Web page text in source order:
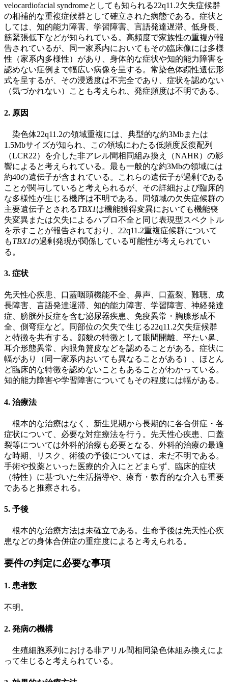
velocardiofacial syndromeとしても知られる22q11.2欠失症候群
の相補的な重複症候群として確立された病態である。症状と
しては、知的能力障害、学習障害、言語発達遅滞、低身長、
筋緊張低下などが知られている。高頻度で家族性の重複が報
告されているが、同一家系内においてもその臨床像には多様
性（家系内多様性）があり、身体的な症状や知的能力障害を
認めない症例まで幅広い病像を呈する。常染色体顕性遺伝形
式を呈するが、その浸透度は不完全であり、症状を認めない
（気づかれない）ことも考えられ、発症頻度は不明である。
2. 原因
染色体22q11.2の領域重複には、典型的な約3Mbまたは
1.5Mbサイズが知られ、この領域にわたる低頻度反復配列
（LCR22）を介した非アレル間相同組み換え（NAHR）の影
響によると考えられている。最も一般的な約3Mbの領域には
約40の遺伝子が含まれている。これらの遺伝子が過剰である
ことが関与していると考えられるが、その詳細および臨床的
な多様性が生じる機序は不明である。同領域の欠失症候群の
主要遺伝子とされるTBX1は機能獲得変異においても機能喪
失変異または欠失によるハプロ不全と同じ表現型スペクトル
を示すことが報告されており、22q11.2重複症候群について
もTBX1の過剰発現が関係している可能性が考えられてい
る。
3. 症状
先天性心疾患、口蓋咽頭機能不全、鼻声、口蓋裂、難聴、成
長障害、言語発達遅滞、知的能力障害、学習障害、神経発達
症、膀胱外反症を含む泌尿器疾患、免疫異常・胸腺形成不
全、側弯症など。同部位の欠失で生じる22q11.2欠失症候群
と特徴を共有する。顔貌の特徴として眼間開離、平たい鼻、
耳介形態異常、内眼角贅皮などを認めることがある。症状に
幅があり（同一家系内おいても異なることがある）、ほとん
ど臨床的な特徴を認めないこともあることがわかっている。
知的能力障害や学習障害についてもその程度には幅がある。
4. 治療法
根本的な治療はなく、新生児期から長期的に各合併症・各
症状について、必要な対症療法を行う。先天性心疾患、口蓋
裂等については外科的治療も必要となる、外科的治療の最適
な時期、リスク、術後の予後については、未だ不明である。
手術や投薬といった医療的介入にとどまらず、臨床的症状
（特性）に基づいた生活指導や、療育・教育的な介入も重要
であると推察される。
5. 予後
根本的な治療方法は未確立である。生命予後は先天性心疾
患などの身体合併症の重症度によると考えられる。
要件の判定に必要な事項
1. 患者数
不明。
2. 発病の機構
生殖細胞系列における非アリル間相同染色体組み換えによ
って生じると考えられている。